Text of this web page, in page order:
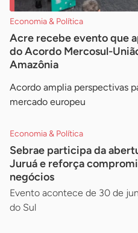
Economia & Política
Acre recebe evento que
do Acordo Mercosul-
Amazônia
Acordo amplia perspectivas
mercado europeu
Economia & Política
Sebrae participa da
Juruá e reforça
negócios
Evento acontece de 30 de
do Sul